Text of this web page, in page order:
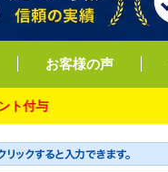
お客様の声